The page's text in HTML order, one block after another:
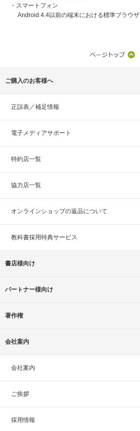
・スマートフォン
Android 4.4以前の端末における標準ブラウザ
ご購入のお客様へ
正誤表／補足情報
電子メディアサポート
特約店一覧
協力店一覧
オンラインショップの返品について
教科書採用特典サービス
書店様向け
パートナー様向け
著作権
会社案内
会社案内
ご挨拶
採用情報